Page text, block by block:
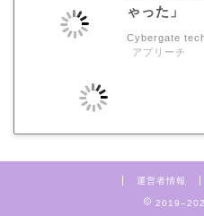
ゃった」
Cybergate
アプリーチ
運営者情報